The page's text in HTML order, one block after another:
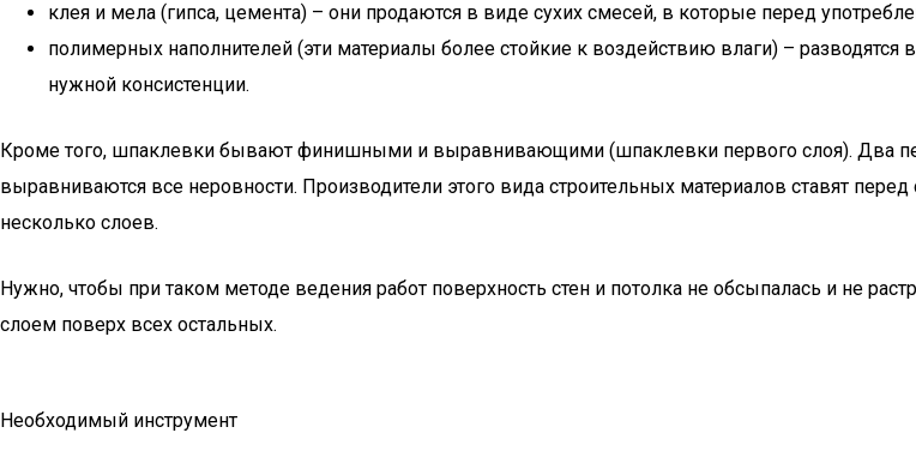
клея и мела (гипса, цемента) – они продаются в виде сухих смесей, в которые перед
полимерных наполнителей (эти материалы более стойкие к воздействию влаги) –
нужной консистенции.
Кроме того, шпаклевки бывают финишными и выравнивающими (шпаклевки первого слоя). Два
выравниваются все неровности. Производители этого вида строительных материалов ставят
несколько слоев.
Нужно, чтобы при таком методе ведения работ поверхность стен и потолка не обсыпалась и не
слоем поверх всех остальных.
Необходимый инструмент